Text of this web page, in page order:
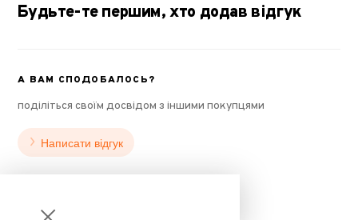
Будьте-те першим, хто додав відгук
А ВАМ СПОДОБАЛОСЬ?
поділіться своїм досвідом з іншими покупцями
Написати відгук